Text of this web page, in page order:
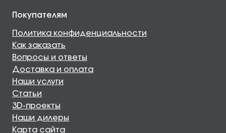
Покупателям
Политика конфиденциальности
Как заказать
Вопросы и ответы
Доставка и оплата
Наши услуги
Статьи
3D-проекты
Наши дилеры
Карта сайта